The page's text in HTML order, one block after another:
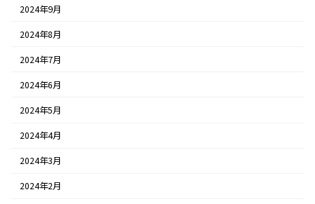
2024年9月
2024年8月
2024年7月
2024年6月
2024年5月
2024年4月
2024年3月
2024年2月